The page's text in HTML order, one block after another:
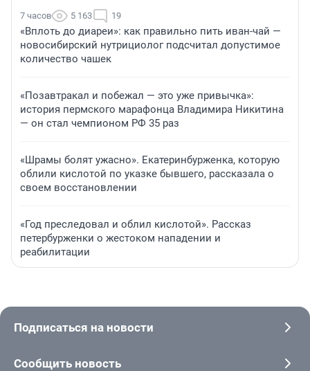
7 часов 5 163 19
«Вплоть до диареи»: как правильно пить иван-чай —
новосибирский нутрициолог подсчитал допустимое
количество чашек
«Позавтракал и побежал — это уже привычка»:
история пермского марафонца Владимира Никитина
— он стал чемпионом РФ 35 раз
«Шрамы болят ужасно». Екатеринбурженка, которую
облили кислотой по указке бывшего, рассказала о
своем восстановлении
«Год преследовал и облил кислотой». Рассказ
петербурженки о жестоком нападении и
реабилитации
Подписаться на новости
Сообщить новость